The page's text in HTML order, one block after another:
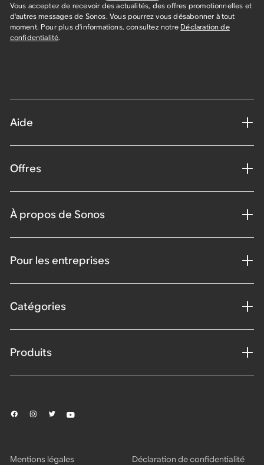
Vous acceptez de recevoir des actualités, des offres promotionnelles et
d'autres messages de Sonos. Vous pourrez vous désabonner à tout
moment. Pour plus d'informations, consultez notre Déclaration de
confidentialité.
Aide
Offres
À propos de Sonos
Pour les entreprises
Catégories
Produits
Mentions légales Déclaration de confidentialité